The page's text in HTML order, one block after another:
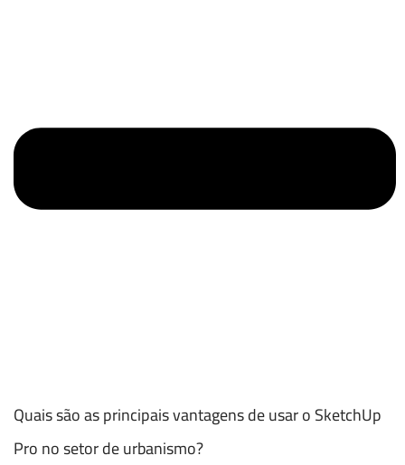
Quais são as principais vantagens de usar o SketchUp
Pro no setor de urbanismo?